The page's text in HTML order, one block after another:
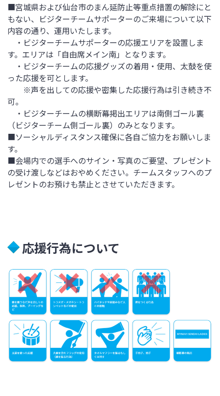
■宮城県および仙台市のまん延防止等重点措置の解除にと
もない、ビジターチームサポーターのご来場について以下
内容の通り、運用いたします。
・ビジターチームサポーターの応援エリアを設置しま
す。エリアは「自由席メイン南」となります。
・ビジターチームの応援グッズの着用・使用、太鼓を使
った応援を可とします。
※声を出しての応援や密集した応援行為は引き続き不
可。
・ビジターチームの横断幕掲出エリアは南側ゴール裏
（ビジターチーム側ゴール裏）のみとなります。
■ソーシャルディスタンス確保に各自ご協力をお願いしま
す。
■会場内での選手へのサイン・写真のご要望、プレゼント
の受け渡しなどはおやめください。チームスタッフへのプ
レゼントのお預けも禁止とさせていただきます。
応援行為について